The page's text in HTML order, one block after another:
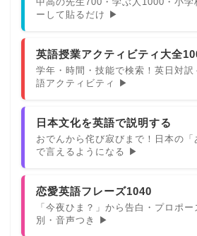
ーして貼るだけ ▶
英語授業アクティビティ大全
学年・時間・技能で検索！英日対
語アクティビティ ▶
日本文化を英語で説明する
おでんから侘び寂びまで！日本の
で言えるようになる ▶
恋愛英語フレーズ1040
「今夜ひま？」から告白・プロポ
別・音声つき ▶